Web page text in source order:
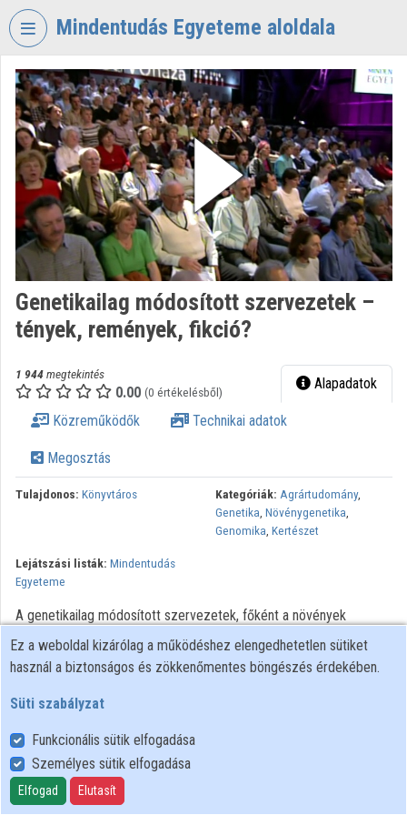
Fejléc kihagyása
Mindentudás Egyeteme aloldala
VIDEOTORIUM
MINDENTUDÁS
EGYETEME
Intézményi kezdőlap
Bejelentkezés
Intézményi felfedezés
Kategóriák
Intézményi listák
Intézmények
Közreműködők
Genetikailag módosított szervezetek –
tények, remények, fikció?
1 944megtekintés
0.00 (0 értékelésből) Alapadatok
Közreműködők Technikai adatok
Megosztás
Tulajdonos: Könyvtáros Kategóriák: Agrártudomány,
Genetika, Növénygenetika,
Genomika, Kertészet
Lejátszási listák: Mindentudás
Egyeteme
A genetikailag módosított szervezetek, főként a növények
társadalmi fogadtatása szélsőségek között mozog a teljes
elutasítástól kezdve a korlátozás nélküli felhasználás
termesztése egy évtized alatt elérte a 91 millió hektárt
világ élelmezésében, rejt-e kockázatot a környezetre és az
ember egészségére a technológia széleskörű elterjedése?
Minden jog fenntartva.
Ez a weboldal kizárólag a működéshez elengedhetetlen sütiket
használ a biztonságos és zökkenőmentes böngészés érdekében.
Süti szabályzat
Funkcionális sütik elfogadása
Személyes sütik elfogadása
Elfogad Elutasít